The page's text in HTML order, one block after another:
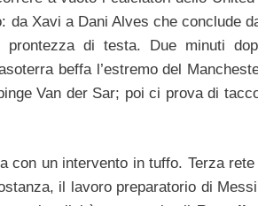
da Xavi a Dani Alves che conclude
di testa. Due minuti
beffa l’estremo del
Van der Sar; poi ci prova di
con un intervento in tuffo. Terza rete
il lavoro preparatorio di